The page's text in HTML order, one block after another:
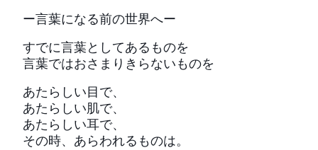
ー言葉になる前の世界へー
すでに言葉としてあるものを
言葉ではおさまりきらないものを
あたらしい目で、
あたらしい肌で、
あたらしい耳で、
その時、あらわれるものは。